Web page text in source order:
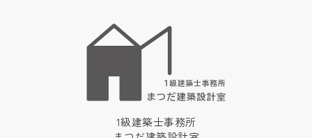
1級建築士事務所